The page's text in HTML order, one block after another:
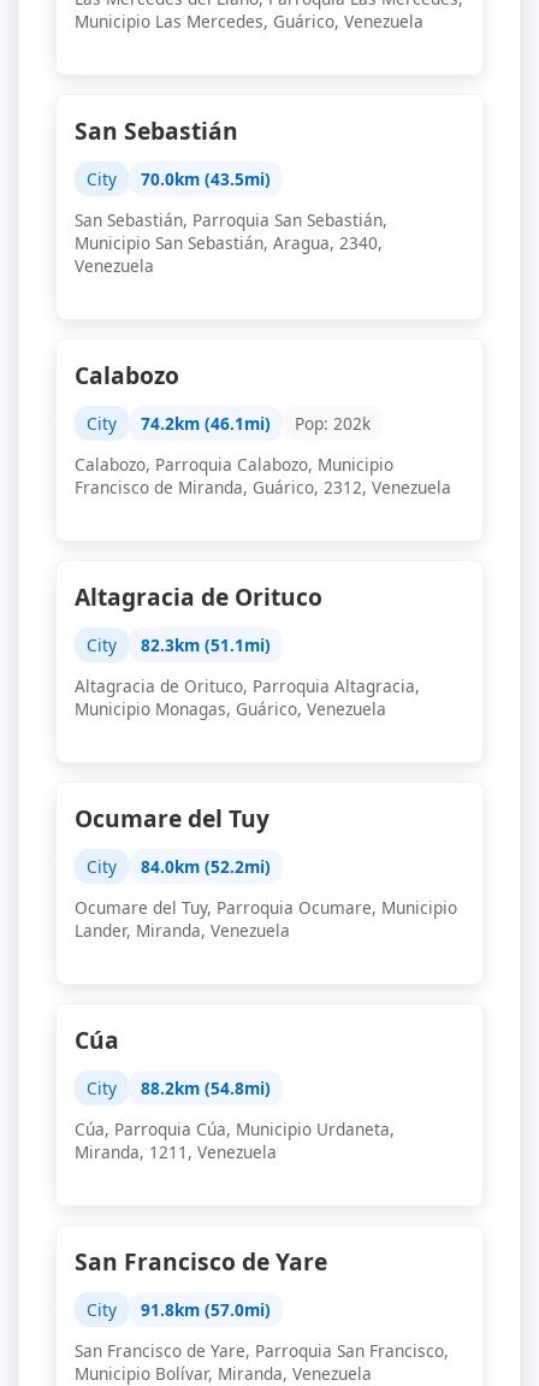
Municipio Las Mercedes, Guárico, Venezuela
San Sebastián
City
70.0km (43.5mi)
San Sebastián, Parroquia San Sebastián,
Municipio San Sebastián, Aragua, 2340,
Venezuela
Calabozo
City 74.2km (46.1mi)
Pop: 202k
Calabozo, Parroquia Calabozo, Municipio
Francisco de Miranda, Guárico, 2312, Venezuela
Altagracia de Orituco
City
82.3km (51.1mi)
Altagracia de Orituco, Parroquia Altagracia,
Municipio Monagas, Guárico, Venezuela
Ocumare del Tuy
City
84.0km (52.2mi)
Ocumare del Tuy, Parroquia Ocumare, Municipio
Lander, Miranda, Venezuela
Cúa
City
88.2km (54.8mi)
Cúa, Parroquia Cúa, Municipio Urdaneta,
Miranda, 1211, Venezuela
San Francisco de Yare
City
91.8km (57.0mi)
San Francisco de Yare, Parroquia San Francisco,
Municipio Bolívar, Miranda, Venezuela